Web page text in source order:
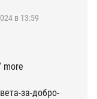
в 13:59
more
за-добро-